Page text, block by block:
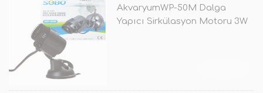
AkvaryumWP-50M Dalga
Yapıcı Sirkülasyon Motoru 3W